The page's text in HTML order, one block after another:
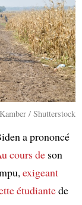
/ Shutterstock
a prononcé
cours deson
exigeant
étudiantede